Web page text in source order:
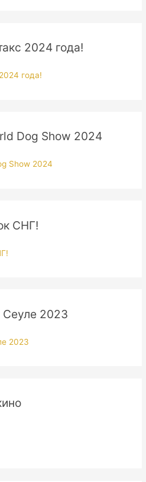
2024 года!
Dog Show 2024
СНГ!
Сеуле 2023